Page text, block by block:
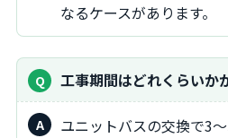
なるケースがあります。
工事期間はどれくらいか
ユニットバスの交換で3～5日、在来浴室からの